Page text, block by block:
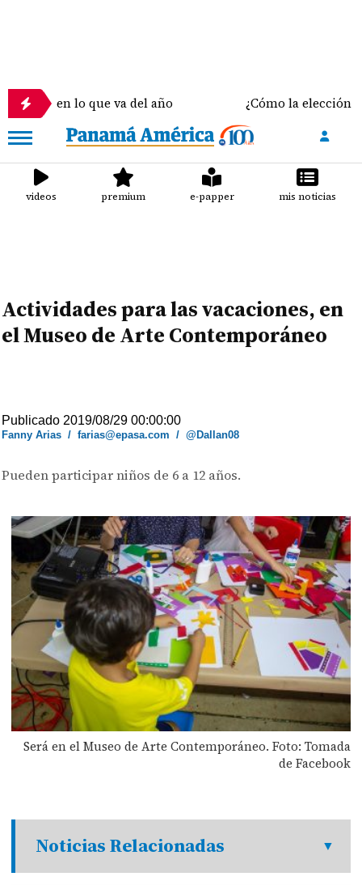
lo que va del año ¿Cómo la elección del
videos premium e-papper mis noticias
Actividades para las vacaciones, en
el Museo de Arte Contemporáneo
Publicado 2019/08/29 00:00:00
Fanny Arias /farias@epasa.com /@Dallan08
Pueden participar niños de 6 a 12 años.
Será en el Museo de Arte Contemporáneo. Foto: Tomada
de Facebook
Noticias Relacionadas